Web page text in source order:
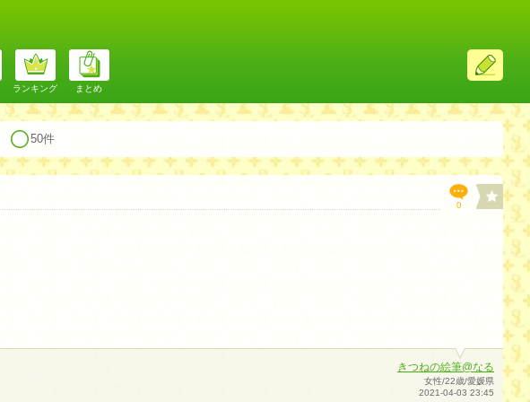
ス
レ
投
ランキング まとめ
50件
0
きつねの絵筆@なる
女性/22歳/愛媛県
2021-04-03 23:45